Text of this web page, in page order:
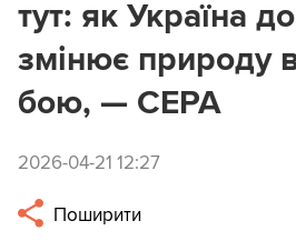
тут: як Україна
змінює природу
бою, — CEPA
2026-04-21 12:27
Поширити